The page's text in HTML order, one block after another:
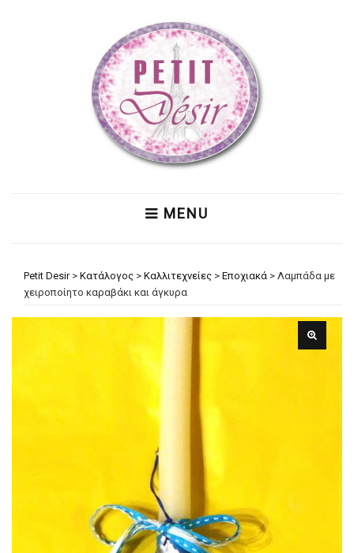
MENU
Petit Desir> Κατάλογος > Καλλιτεχνείες > Εποχιακά > Λαμπάδα με
χειροποίητο καραβάκι και άγκυρα